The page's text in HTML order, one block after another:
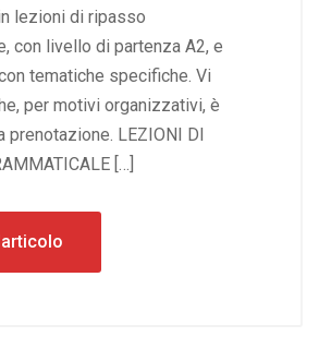
lezioni di ripasso
con livello di partenza A2, e
tematiche specifiche. Vi
per motivi organizzativi, è
prenotazione. LEZIONI DI
[…]